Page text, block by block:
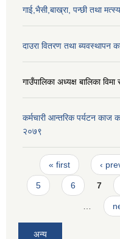
गाई,भैसी,बाख्रा, पन्छी तथा
दाउरा वितरण तथा ब्यवस्थापन
गाउँपालिका अध्यक्ष बालिका
कर्मचारी आन्तरिक पर्यटन काज
२०७९
Pages
« first ‹
5 6 7
अन्य